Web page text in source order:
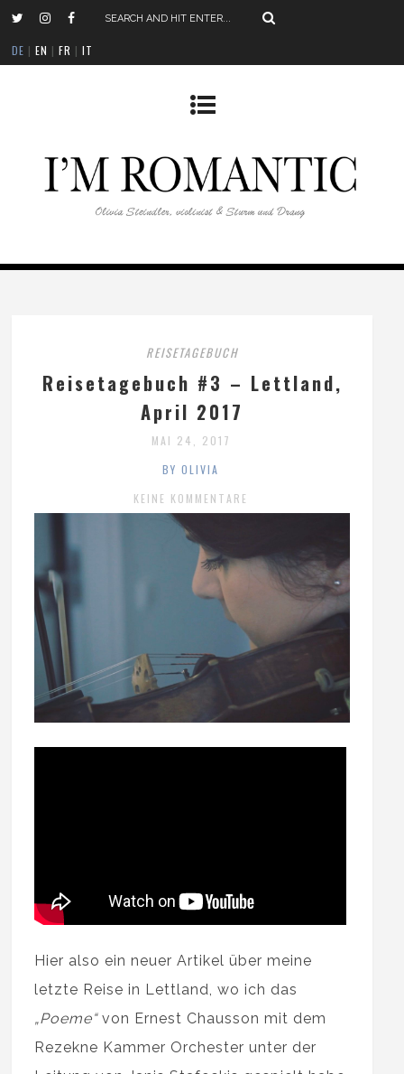
DE |EN |FR |IT
REISETAGEBUCH
Reisetagebuch #3 – Lettland,
April 2017
MAI 24, 2017
BY OLIVIA
KEINE KOMMENTARE
Hier also ein neuer Artikel über meine
letzte Reise in Lettland, wo ich das
„Poeme“von Ernest Chausson mit dem
Rezekne Kammer Orchester unter der